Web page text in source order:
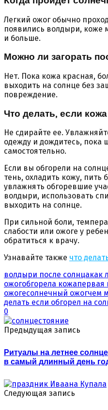
Легкий ожог обычно
появились волдыри, коже
и больше.
Можно ли загорать
Нет. Пока кожа красная,
выходить на солнце без
повреждение.
Что делать, если
Не сдирайте ее.
одежду и дождитесь, пока
самостоятельно.
Если вы обгорели на
тень, охладить кожу,
увлажнять обгоревшие
волдыри, использовать
выходить на солнце.
При сильной боли,
слабости или ожоге у
обратиться к врачу.
Узнавайте также что
волдыри после солнцакак
ожогобгорела кожапервая
ожогесолнечный ожогчем
делать если обгорел на
0
Предыдущая запись
Ритуалы на летнее
в самый длинный день
Следующая запись